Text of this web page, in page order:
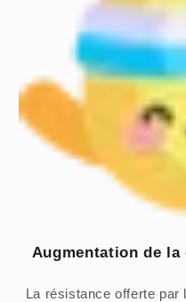
Augmentation de
La résistance offerte par